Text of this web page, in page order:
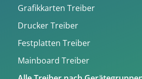
Grafikkarten Treiber
Drucker Treiber
Festplatten Treiber
Mainboard Treiber